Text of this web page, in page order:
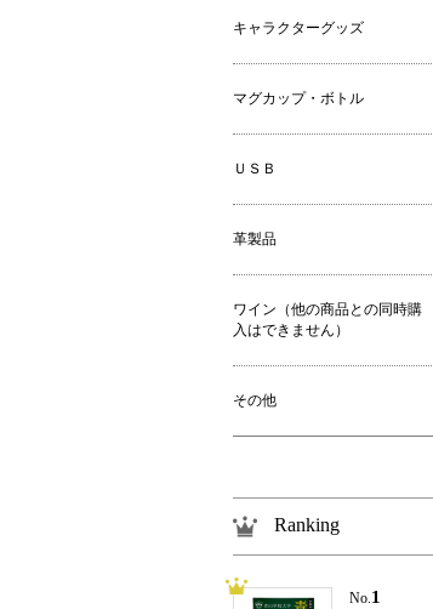
キャラクターグッズ
マグカップ・ボトル
ＵＳＢ
革製品
ワイン（他の商品との同時購
入はできません）
その他
Ranking
No.1